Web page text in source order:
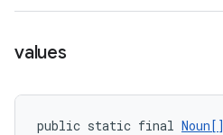
values
public static final Noun[]